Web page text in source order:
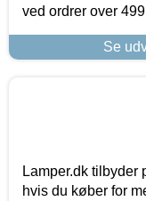
ved ordrer over
Se
Lamper.dk tilbyder
hvis du køber for